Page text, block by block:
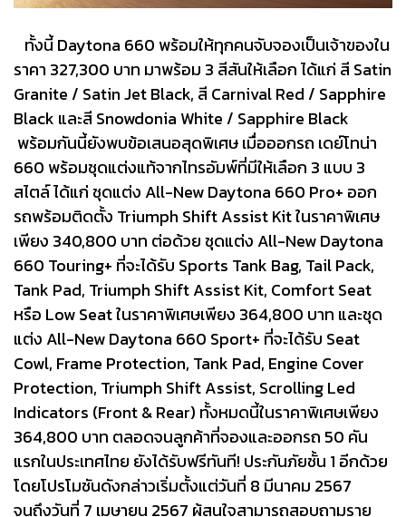
ทั้งนี้ Daytona 660 พร้อมให้ทุกคนจับจองเป็นเจ้าของใน
ราคา 327,300 บาท มาพร้อม 3 สีสันให้เลือก ได้แก่ สี Satin
Granite / Satin Jet Black, สี Carnival Red / Sapphire
Black และสี Snowdonia White / Sapphire Black
พร้อมกันนี้ยังพบข้อเสนอสุดพิเศษ เมื่อออกรถ เดย์โทน่า
660 พร้อมชุดแต่งแท้จากไทรอัมพ์ที่มีให้เลือก 3 แบบ 3
สไตล์ ได้แก่ ชุดแต่ง All-New Daytona 660 Pro+ ออก
รถพร้อมติดตั้ง Triumph Shift Assist Kit ในราคาพิเศษ
เพียง 340,800 บาท ต่อด้วย ชุดแต่ง All-New Daytona
660 Touring+ ที่จะได้รับ Sports Tank Bag, Tail Pack,
Tank Pad, Triumph Shift Assist Kit, Comfort Seat
หรือ Low Seat ในราคาพิเศษเพียง 364,800 บาท และชุด
แต่ง All-New Daytona 660 Sport+ ที่จะได้รับ Seat
Cowl, Frame Protection, Tank Pad, Engine Cover
Protection, Triumph Shift Assist, Scrolling Led
Indicators (Front & Rear) ทั้งหมดนี้ในราคาพิเศษเพียง
364,800 บาท ตลอดจนลูกค้าที่จองและออกรถ 50 คัน
แรกในประเทศไทย ยังได้รับฟรีทันที! ประกันภัยชั้น 1 อีกด้วย
โดยโปรโมชันดังกล่าวเริ่มตั้งแต่วันที่ 8 มีนาคม 2567
จนถึงวันที่ 7 เมษายน 2567 ผู้สนใจสามารถสอบถามราย